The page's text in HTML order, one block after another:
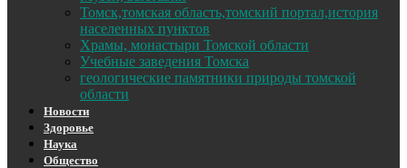
Томск,томская область,томский портал,история
населенных пунктов
Храмы, монастыри Томской области
Учебные заведения Томска
геологические памятники природы томской
области
Новости
Здоровье
Наука
Общество